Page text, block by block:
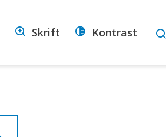
Skrift Kontrast